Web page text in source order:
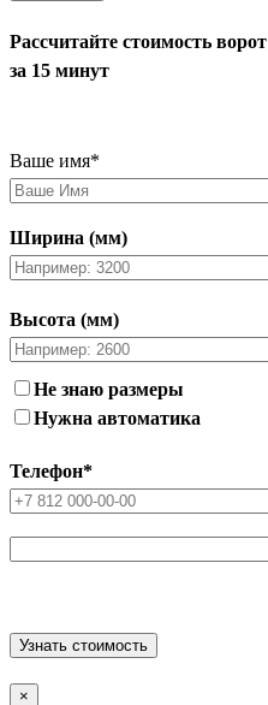
Рассчитайте стоимость ворот
за 15 минут
Ваше имя*
Ширина (мм)
Высота (мм)
Не знаю размеры
Нужна автоматика
Телефон*
×